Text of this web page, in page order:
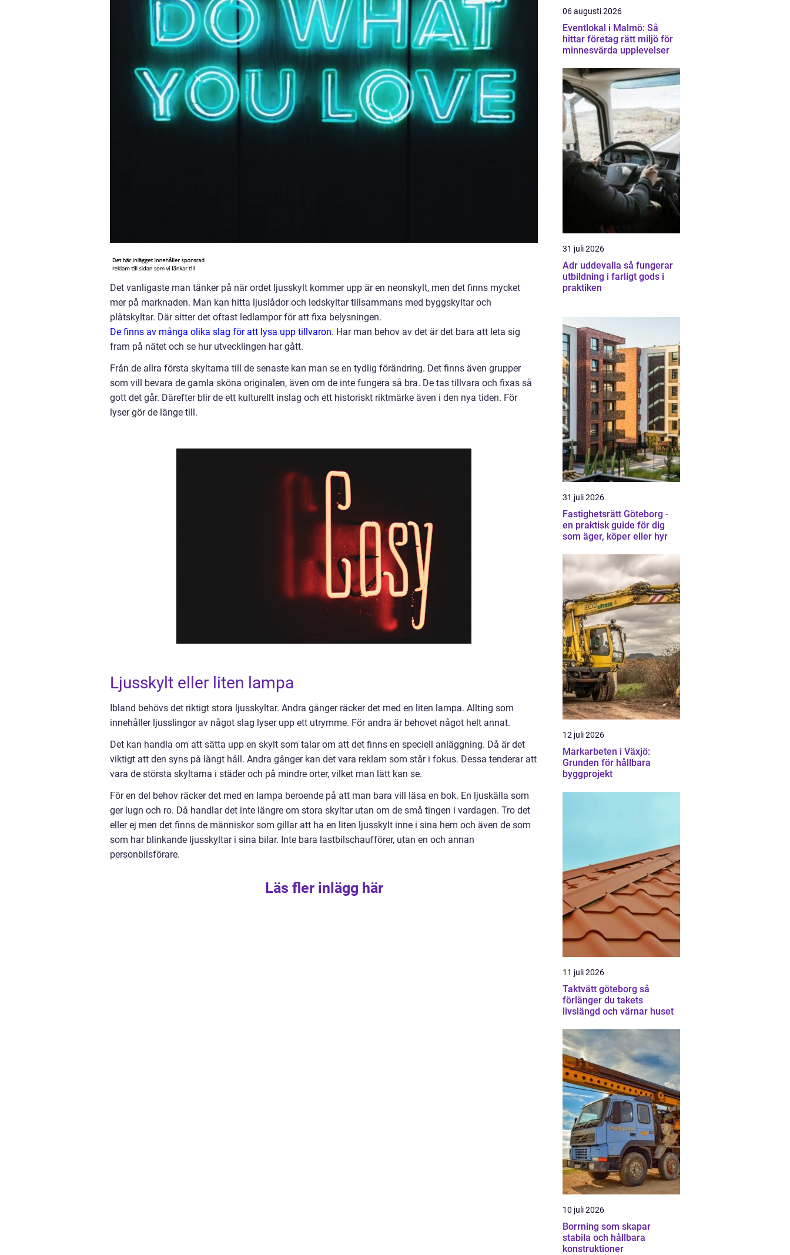
Det vanligaste man tänker på när ordet ljusskylt kommer upp är en neonskylt, men det finns mycket
mer på marknaden. Man kan hitta ljuslådor och ledskyltar tillsammans med byggskyltar och
plåtskyltar. Där sitter det oftast ledlampor för att fixa belysningen.
De finns av många olika slag för att lysa upp tillvaron. Har man behov av det är det bara att leta sig
fram på nätet och se hur utvecklingen har gått.
Från de allra första skyltarna till de senaste kan man se en tydlig förändring. Det finns även grupper
som vill bevara de gamla sköna originalen, även om de inte fungera så bra. De tas tillvara och fixas så
gott det går. Därefter blir de ett kulturellt inslag och ett historiskt riktmärke även i den nya tiden. För
lyser gör de länge till.
Ljusskylt eller liten lampa
Ibland behövs det riktigt stora ljusskyltar. Andra gånger räcker det med en liten lampa. Allting som
innehåller ljusslingor av något slag lyser upp ett utrymme. För andra är behovet något helt annat.
Det kan handla om att sätta upp en skylt som talar om att det finns en speciell anläggning. Då är det
viktigt att den syns på långt håll. Andra gånger kan det vara reklam som står i fokus. Dessa tenderar att
vara de största skyltarna i städer och på mindre orter, vilket man lätt kan se.
För en del behov räcker det med en lampa beroende på att man bara vill läsa en bok. En ljuskälla som
ger lugn och ro. Då handlar det inte längre om stora skyltar utan om de små tingen i vardagen. Tro det
eller ej men det finns de människor som gillar att ha en liten ljusskylt inne i sina hem och även de som
som har blinkande ljusskyltar i sina bilar. Inte bara lastbilschaufförer, utan en och annan
personbilsförare.
Läs fler inlägg här
06 augusti 2026
Eventlokal i Malmö: Så
hittar företag rätt miljö för
minnesvärda upplevelser
31 juli 2026
Adr uddevalla så fungerar
utbildning i farligt gods i
praktiken
31 juli 2026
Fastighetsrätt Göteborg -
en praktisk guide för dig
som äger, köper eller hyr
12 juli 2026
Markarbeten i Växjö:
Grunden för hållbara
byggprojekt
11 juli 2026
Taktvätt göteborg så
förlänger du takets
livslängd och värnar huset
10 juli 2026
Borrning som skapar
stabila och hållbara
konstruktioner